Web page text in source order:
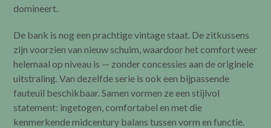
domineert.
De bank is nog een prachtige vintage staat. De zitkussens
zijn voorzien van nieuw schuim, waardoor het comfort weer
helemaal op niveau is — zonder concessies aan de originele
uitstraling. Van dezelfde serie is ook een bijpassende
fauteuil beschikbaar. Samen vormen ze een stijlvol
statement: ingetogen, comfortabel en met die
kenmerkende midcentury balans tussen vorm en functie.